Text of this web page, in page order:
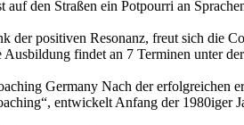
den Straßen ein Potpourri an
der positiven Resonanz, freut sich die
findet an 7 Terminen unter
Germany Nach der erfolgreichen
entwickelt Anfang der 1980iger